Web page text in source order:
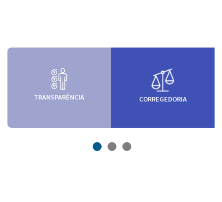
TRANSPARÊNCIA CORREGEDORIA